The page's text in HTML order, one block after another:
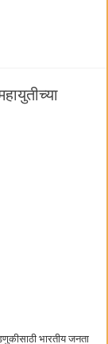
भारतीय जनता